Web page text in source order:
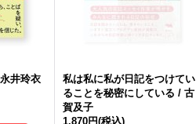
井玲衣
私は私に私が日記をつけてい
ることを秘密にしている / 古
賀及子
1,870円(税込)